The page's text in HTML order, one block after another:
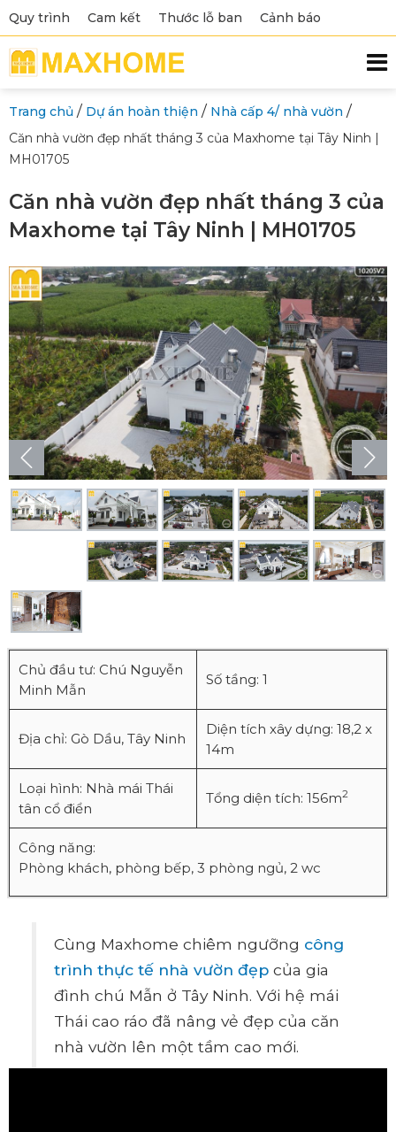
Quy trình Cam kết Thước lỗ ban Cảnh báo
Trang chủ / Dự án hoàn thiện / Nhà cấp 4/ nhà vườn /
Căn nhà vườn đẹp nhất tháng 3 của Maxhome tại Tây Ninh |
MH01705
Căn nhà vườn đẹp nhất tháng 3 của
Maxhome tại Tây Ninh | MH01705
Chủ đầu tư: Chú Nguyễn
Minh Mẫn
Số tầng: 1
Địa chỉ: Gò Dầu, Tây Ninh
Diện tích xây dựng: 18,2 x
14m
Loại hình: Nhà mái Thái
tân cổ điển
Tổng diện tích: 156m2
Công năng:
Phòng khách, phòng bếp, 3 phòng ngủ, 2 wc
Cùng Maxhome chiêm ngưỡng công
trình thực tế nhà vườn đẹp của gia
đình chú Mẫn ở Tây Ninh. Với hệ mái
Thái cao ráo đã nâng vẻ đẹp của căn
nhà vườn lên một tầm cao mới.